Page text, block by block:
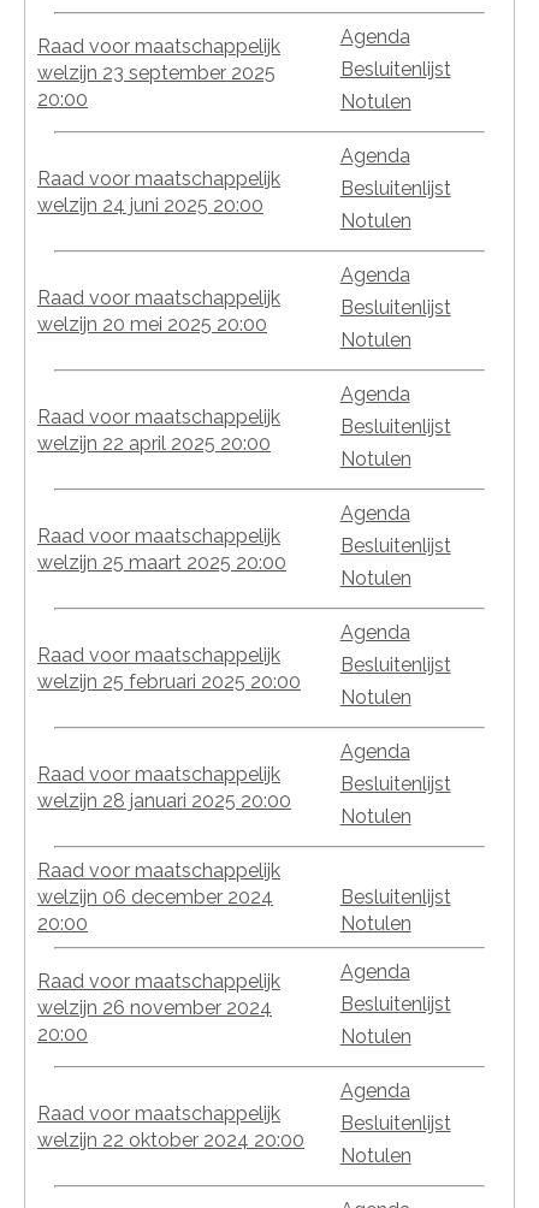
Raad voor maatschappelijk
welzijn 23 september 2025
20:00
Agenda
Besluitenlijst
Notulen
Raad voor maatschappelijk
welzijn 24 juni 2025 20:00
Agenda
Besluitenlijst
Notulen
Raad voor maatschappelijk
welzijn 20 mei 2025 20:00
Agenda
Besluitenlijst
Notulen
Raad voor maatschappelijk
welzijn 22 april 2025 20:00
Agenda
Besluitenlijst
Notulen
Raad voor maatschappelijk
welzijn 25 maart 2025 20:00
Agenda
Besluitenlijst
Notulen
Raad voor maatschappelijk
welzijn 25 februari 2025 20:00
Agenda
Besluitenlijst
Notulen
Raad voor maatschappelijk
welzijn 28 januari 2025 20:00
Agenda
Besluitenlijst
Notulen
Raad voor maatschappelijk
welzijn 06 december 2024
20:00
Besluitenlijst
Notulen
Raad voor maatschappelijk
welzijn 26 november 2024
20:00
Agenda
Besluitenlijst
Notulen
Raad voor maatschappelijk
welzijn 22 oktober 2024 20:00
Agenda
Besluitenlijst
Notulen